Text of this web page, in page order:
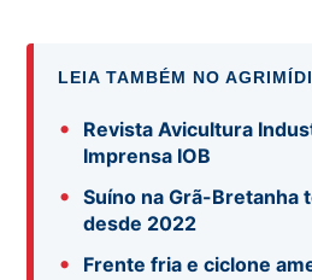
LEIA TAMBÉM NO
•
Revista Avicultura
Imprensa IOB
•
Suíno na Grã-Bretanha
desde 2022
• Frente fria e ciclone